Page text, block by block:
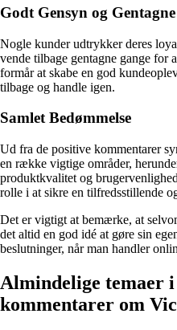
Godt Gensyn og
Nogle kunder udtrykker deres
vende tilbage gentagne gange for
formår at skabe en god
tilbage og handle igen.
Samlet Bedømmelse
Ud fra de positive kommentarer
en række vigtige områder,
produktkvalitet og
rolle i at sikre en tilfredsstillende
Det er vigtigt at bemærke, at
det altid en god idé at gøre sin
beslutninger, når man handler
Almindelige temaer i
kommentarer om